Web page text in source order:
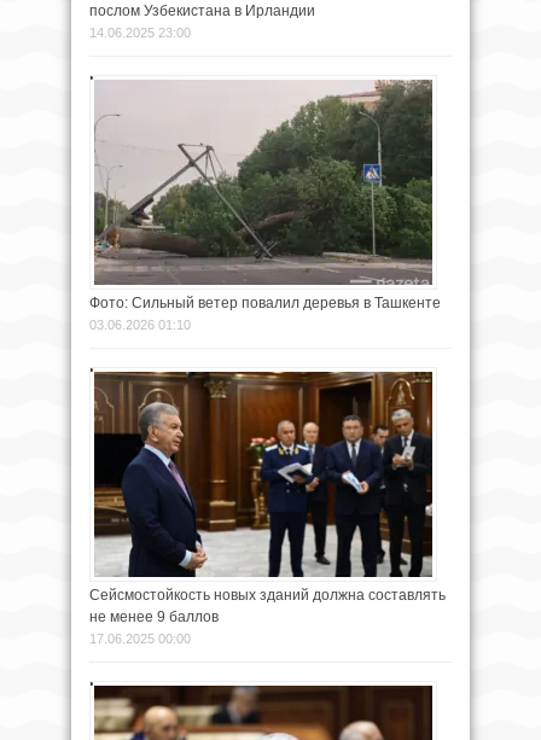
послом Узбекистана в Ирландии
14.06.2025 23:00
Фото: Сильный ветер повалил деревья в Ташкенте
03.06.2026 01:10
Сейсмостойкость новых зданий должна составлять
не менее 9 баллов
17.06.2025 00:00